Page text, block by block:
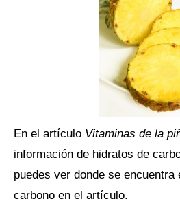
En el artículo Vitaminas de la
información de hidratos de
puedes ver donde se
carbono en el artículo.